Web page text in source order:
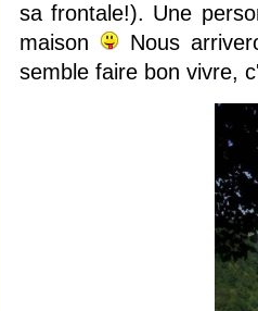
sa frontale!). Une
maison
Nous
semble faire bon vivre,